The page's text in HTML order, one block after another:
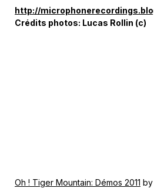
http://
Crédits photos: Lucas Rollin (c)
Oh ! Tiger Mountain: Démos 2011 by